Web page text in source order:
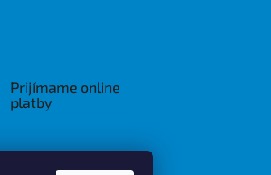
Prijímame online
platby